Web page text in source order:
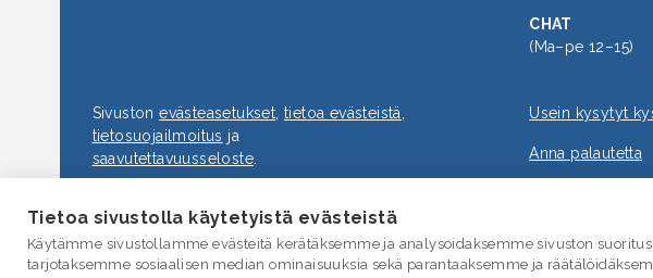
CHAT
(Ma–pe 12–15)
Sivustonevästeasetukset tietoa evästeistä
tietosuojailmoitus ja
saavutettavuus­seloste.
Usein kysytyt
Anna palautetta
Tietoa sivustolla käytetyistä evästeistä
Käytämme sivustollamme evästeitä kerätäksemme ja analysoidaksemme sivuston
tarjotaksemme sosiaalisen median ominaisuuksia sekä parantaaksemme ja